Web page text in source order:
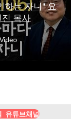
하는 자니" 요
진 목사
유튜브채널